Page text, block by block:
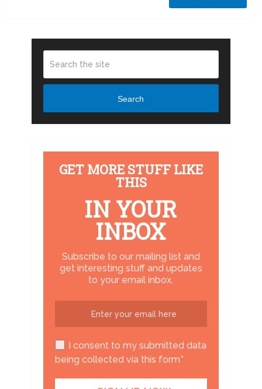
Search
GET MORE STUFF LIKE
THIS
IN YOUR
INBOX
Subscribe to our mailing list and
get interesting stuff and updates
to your email inbox.
I consent to my submitted data
being collected via this form*